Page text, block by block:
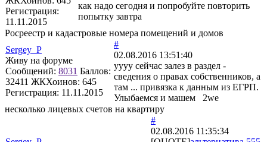
Регистрация:
11.11.2015
как надо сегодня и попробуйте повторить
попытку завтра
Росреестр и кадастровые номера помещений и домов
Sergey_P
Живу на форуме
Сообщений: 8031 Баллов:
32411 ЖКХоинов: 645
Регистрация: 11.11.2015
#
02.08.2016 13:51:40
уууу сейчас залез в раздел -
сведения о правах собственников, а
там ... привязка к данным из ЕГРП.
Улыбаемся и машем 2we
несколько лицевых счетов на квартиру
#
02.08.2016 11:35:34